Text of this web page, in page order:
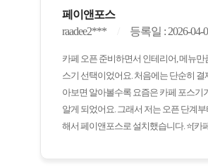
페이앤포스
raadee2***
등록일 : 2026-04-
카페 오픈 준비하면서 인테리어, 메뉴
스기 선택이었어요. 처음에는 단순히
아보면 알아볼수록 요즘은 카페 포스기
알게 되었어요. 그래서 저는 오픈 단계
해서 페이앤포스로 설치했습니다. ⭐[카